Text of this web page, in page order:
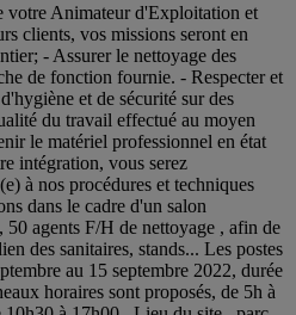
votre Animateur d'Exploitation et
clients, vos missions seront en
- Assurer le nettoyage des
de fonction fournie. - Respecter et
et de sécurité sur des
du travail effectué au moyen
le matériel professionnel en état
intégration, vous serez
à nos procédures et techniques
dans le cadre d'un salon
agents F/H de nettoyage , afin de
des sanitaires, stands... Les postes
au 15 septembre 2022, durée
horaires sont proposés, de 5h à